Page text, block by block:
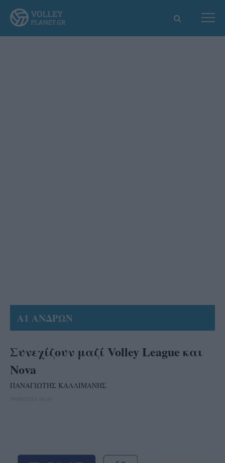
Α1 ΑΝΔΡΩΝ
Συνεχίζουν μαζί Volley League και
Νοva
ΠΑΝΑΓΙΩΤΗΣ ΚΑΛΛΙΜΑΝΗΣ